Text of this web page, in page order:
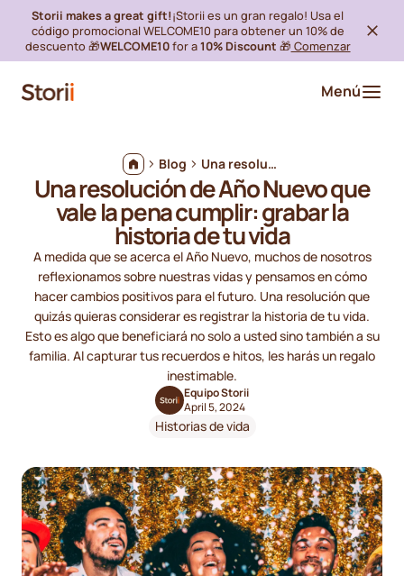
Storii makes a great gift!¡Storii es un gran regalo! Usa el
código promocional WELCOME10 para obtener un 10% de
descuento 🎁WELCOME10for a10% Discount 🎁 Comenzar
Menú
Blog Una resolución de Año Nuevo que vale la pena cumplir: grabar la historia de tu vida
Una resolución de Año Nuevo que
vale la pena cumplir: grabar la
historia de tu vida
A medida que se acerca el Año Nuevo, muchos de nosotros
reflexionamos sobre nuestras vidas y pensamos en cómo
hacer cambios positivos para el futuro. Una resolución que
quizás quieras considerar es registrar la historia de tu vida.
Esto es algo que beneficiará no solo a usted sino también a su
familia. Al capturar tus recuerdos e hitos, les harás un regalo
inestimable.
Equipo Storii
April 5, 2024
Historias de vida